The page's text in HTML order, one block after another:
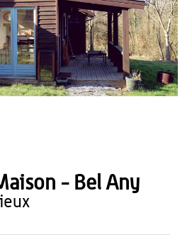
- Bel Any